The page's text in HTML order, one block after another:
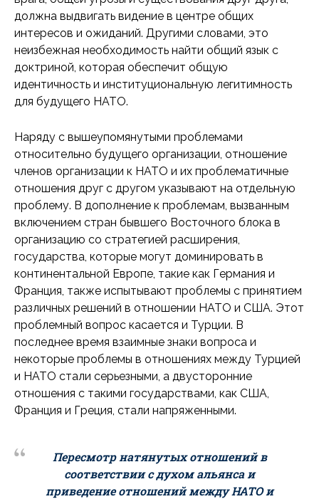
должна выдвигать видение в центре общих
интересов и ожиданий. Другими словами, это
неизбежная необходимость найти общий язык с
доктриной, которая обеспечит общую
идентичность и институциональную легитимность
для будущего НАТО.
Наряду с вышеупомянутыми проблемами
относительно будущего организации, отношение
членов организации к НАТО и их проблематичные
отношения друг с другом указывают на отдельную
проблему. В дополнение к проблемам, вызванным
включением стран бывшего Восточного блока в
организацию со стратегией расширения,
государства, которые могут доминировать в
континентальной Европе, такие как Германия и
Франция, также испытывают проблемы с принятием
различных решений в отношении НАТО и США. Этот
проблемный вопрос касается и Турции. В
последнее время взаимные знаки вопроса и
некоторые проблемы в отношениях между Турцией
и НАТО стали серьезными, а двусторонние
отношения с такими государствами, как США,
Франция и Греция, стали напряженными.
Пересмотр натянутых отношений в
соответствии с духом альянса и
приведение отношений между НАТО и